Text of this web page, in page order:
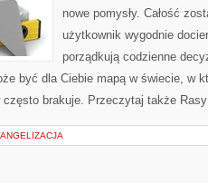
nowe pomysły. Całość
użytkownik wygodnie
porządkują codzienne
być dla Ciebie mapą w świecie, w
często brakuje. Przeczytaj także